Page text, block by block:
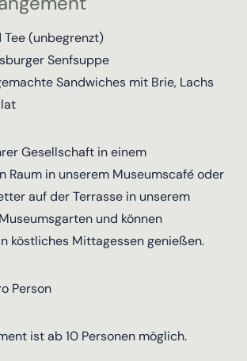
Tee (unbegrenzt)
Senfsuppe
Sandwiches mit Brie, Lachs
Gesellschaft in einem
Raum in unserem Museumscafé oder
auf der Terrasse in unserem
und können
köstliches Mittagessen genießen.
Person
ist ab 10 Personen möglich.